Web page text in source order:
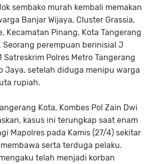
sembako murah kembali memakan
Banjar Wijaya, Cluster Grassia,
Kecamatan Pinang, Kota Tangerang
Seorang perempuan berinisial J
Satreskrim Polres Metro Tangerang
Jaya, setelah diduga menipu warga
rupiah.
Kota, Kombes Pol Zain Dwi
kasus ini terungkap saat enam
Mapolres pada Kamis (27/4) sekitar
membawa serta terduga pelaku.
telah menjadi korban